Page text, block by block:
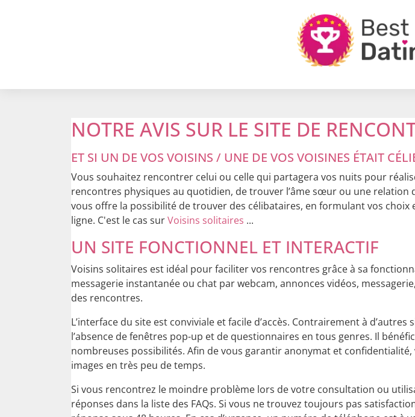
NOTRE AVIS SUR LE SITE DE
ET SI UN DE VOS VOISINS / UNE DE VOS VOISINES ÉTAIT
Vous souhaitez rencontrer celui ou celle qui partagera vos nuits pour
rencontres physiques au quotidien, de trouver l’âme sœur ou une relation
vous offre la possibilité de trouver des célibataires, en formulant vos
ligne. C'est le cas surVoisins solitaires ...
UN SITE FONCTIONNEL ET INTERACTIF
Voisins solitaires est idéal pour faciliter vos rencontres grâce à sa
messagerie instantanée ou chat par webcam, annonces vidéos,
des rencontres.
L’interface du site est conviviale et facile d’accès. Contrairement à
l’absence de fenêtres pop-up et de questionnaires en tous genres. Il
nombreuses possibilités. Afin de vous garantir anonymat et
images en très peu de temps.
Si vous rencontrez le moindre problème lors de votre consultation ou
réponses dans la liste des FAQs. Si vous ne trouvez toujours pas